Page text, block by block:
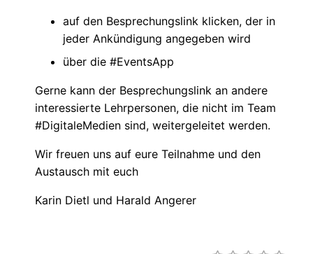
auf den Besprechungslink klicken, der in
jeder Ankündigung angegeben wird
über die #EventsApp
Gerne kann der Besprechungslink an andere
interessierte Lehrpersonen, die nicht im Team
#DigitaleMedien sind, weitergeleitet werden.
Wir freuen uns auf eure Teilnahme und den
Austausch mit euch
Karin Dietl und Harald Angerer